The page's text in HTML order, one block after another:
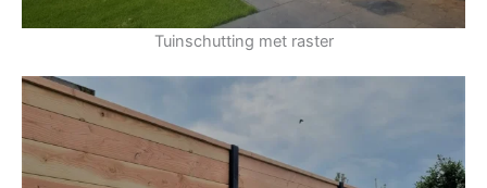
Tuinschutting met raster